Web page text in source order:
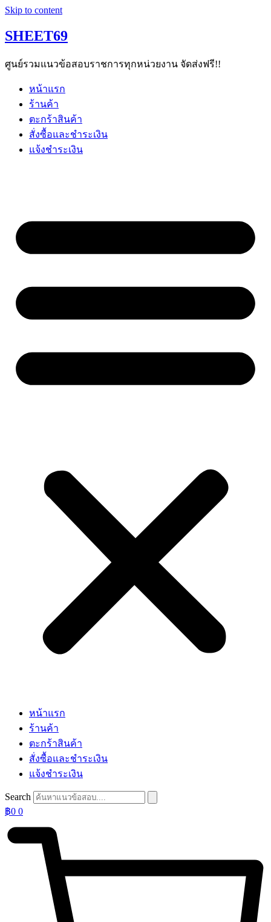
Skip to content
SHEET69
ศูนย์รวมแนวข้อสอบราชการทุกหน่วยงาน จัดส่งฟรี!!
หน้าแรก
ร้านค้า
ตะกร้าสินค้า
สั่งซื้อและชำระเงิน
แจ้งชำระเงิน
หน้าแรก
ร้านค้า
ตะกร้าสินค้า
สั่งซื้อและชำระเงิน
แจ้งชำระเงิน
Search
฿0 0